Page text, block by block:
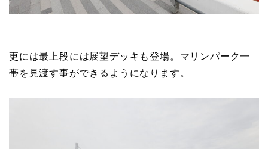
更には最上段には展望デッキも登場。マリンパーク一
帯を見渡す事ができるようになります。